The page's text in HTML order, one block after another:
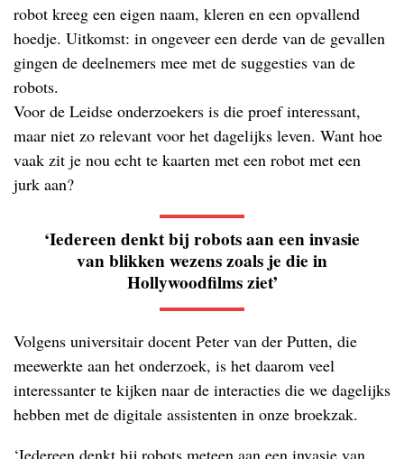
robot kreeg een eigen naam, kleren en een opvallend
hoedje. Uitkomst: in ongeveer een derde van de gevallen
gingen de deelnemers mee met de suggesties van de
robots.
Voor de Leidse onderzoekers is die proef interessant,
maar niet zo relevant voor het dagelijks leven. Want hoe
vaak zit je nou echt te kaarten met een robot met een
jurk aan?
‘Iedereen denkt bij robots aan een invasie
van blikken wezens zoals je die in
Hollywoodfilms ziet’
Volgens universitair docent Peter van der Putten, die
meewerkte aan het onderzoek, is het daarom veel
interessanter te kijken naar de interacties die we dagelijks
hebben met de digitale assistenten in onze broekzak.
‘Iedereen denkt bij robots meteen aan een invasie van